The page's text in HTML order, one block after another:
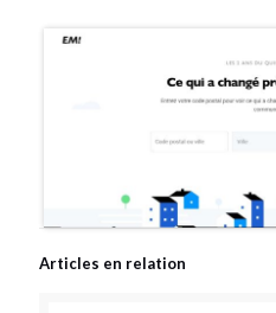
Articles en relation